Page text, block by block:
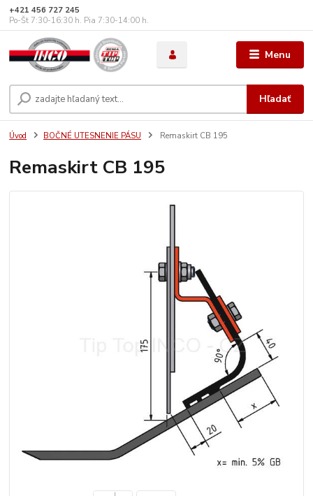
Menu
Hľadať
+421 456 727 245
Po-Št 7:30-16:30 h. Pia 7:30-14:00 h.
Úvod BOČNÉ UTESNENIE PÁSU Remaskirt CB 195
Remaskirt CB 195